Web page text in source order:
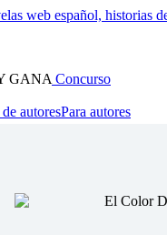
GANA Concurso
autoresPara autores
Hombre lobo MafiaSistema